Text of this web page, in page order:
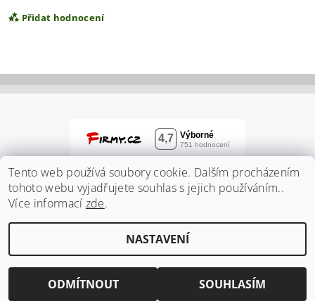
Přidat hodnocení
Vložením hodnocení souhlasíte spodmínkami
ochrany osobních údajů
2026 ©Zahradnidum.cz, všechna práva vyhrazena
Tento web používá soubory cookie. Dalším procházením
tohoto webu vyjadřujete souhlas s jejich používáním..
Více informací zde.
NASTAVENÍ
ODMÍTNOUT SOUHLASÍM